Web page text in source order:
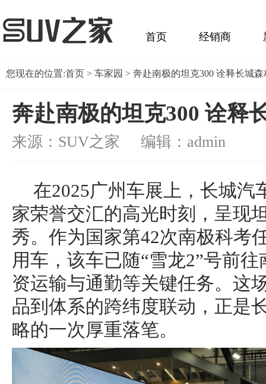
首页 经销商
您现在的位置:首页 > 车家园 > 奔赴南极的坦克300 诠释长城
奔赴南极的坦克300 诠释
来源：SUV之家 编辑：admin
在2025广州车展上，长城汽
家荣誉交汇的高光时刻，呈现
秀。作为国家第42次南极科考
用车，该车已随“雪龙2”号前
资运输与通勤等关键任务。这
品到体系的跨纬度联动，正是
略的一次厚重落笔。